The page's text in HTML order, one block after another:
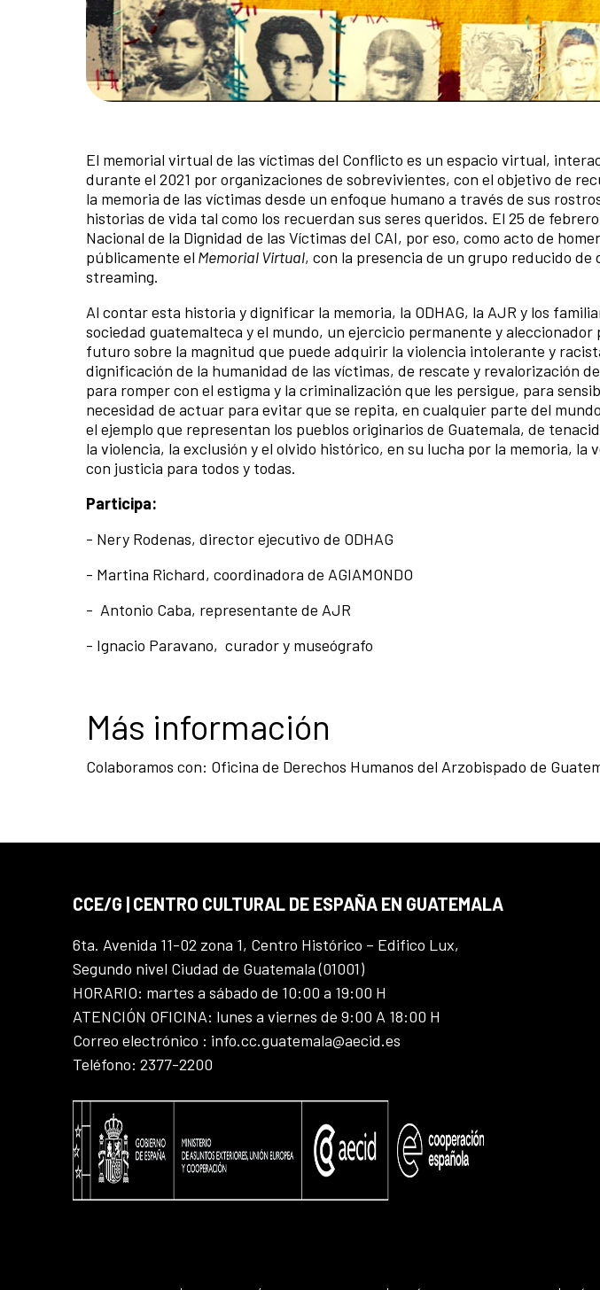
El memorial virtual de las víctimas del Conflicto es un espacio virtual,
durante el 2021 por organizaciones de sobrevivientes, con el objetivo de
la memoria de las víctimas desde un enfoque humano a través de sus
historias de vida tal como los recuerdan sus seres queridos. El 25 de
Nacional de la Dignidad de las Víctimas del CAI, por eso, como acto de
públicamente el Memorial Virtual, con la presencia de un grupo reducido de
streaming.
Al contar esta historia y dignificar la memoria, la ODHAG, la AJR y los
sociedad guatemalteca y el mundo, un ejercicio permanente y
futuro sobre la magnitud que puede adquirir la violencia intolerante y
dignificación de la humanidad de las víctimas, de rescate y revalorización
para romper con el estigma y la criminalización que les persigue, para
necesidad de actuar para evitar que se repita, en cualquier parte del
el ejemplo que representan los pueblos originarios de Guatemala, de
la violencia, la exclusión y el olvido histórico, en su lucha por la memoria, la
con justicia para todos y todas.
Participa:
- Nery Rodenas, director ejecutivo de ODHAG
- Martina Richard, coordinadora de AGIAMONDO
- Antonio Caba, representante de AJR
- Ignacio Paravano, curador y museógrafo
Más información
Colaboramos con: Oficina de Derechos Humanos del Arzobispado de
CCE/G | CENTRO CULTURAL DE ESPAÑA EN GUATEMALA
6ta. Avenida 11-02 zona 1, Centro Histórico – Edifico Lux,
Segundo nivel Ciudad de Guatemala (01001)
HORARIO: martes a sábado de 10:00 a 19:00 H
ATENCIÓN OFICINA: lunes a viernes de 9:00 A 18:00 H
Correo electrónico : info.cc.guatemala@aecid.es
Teléfono: 2377-2200